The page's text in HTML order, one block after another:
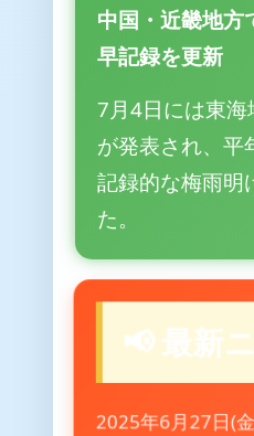
中国・近畿地方
早記録を更新
7月4日には東
が発表され、平
記録的な梅雨明
た。
📢 最新
2025年6月27日(